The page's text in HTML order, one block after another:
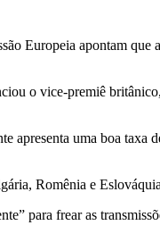
Europeia apontam que
o vice-premiê
apresenta uma boa taxa
Romênia e
para frear as